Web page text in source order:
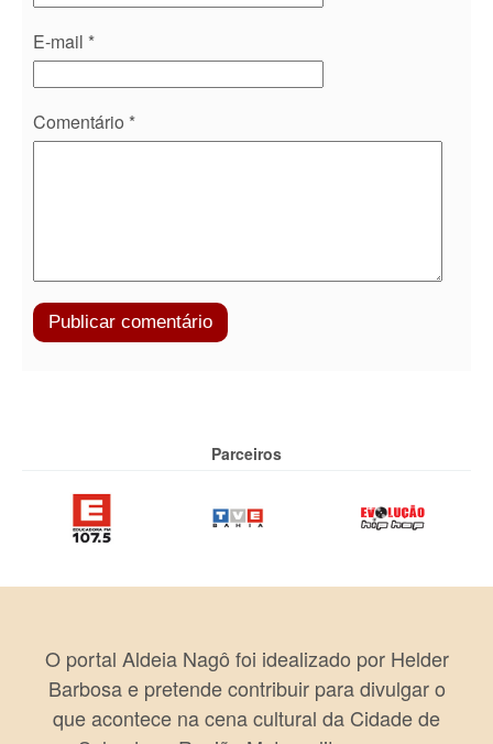
E-mail *
Comentário *
Parceiros
O portal Aldeia Nagô foi idealizado por Helder
Barbosa e pretende contribuir para divulgar o
que acontece na cena cultural da Cidade de